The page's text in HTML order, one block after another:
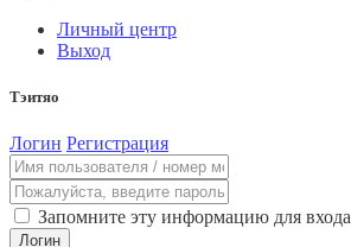
Личный центр
Выход
Тэитяо
Логин Регистрация
Запомните эту информацию для входа
Логин